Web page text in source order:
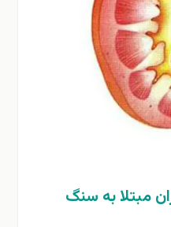
مبتلا به سنگ